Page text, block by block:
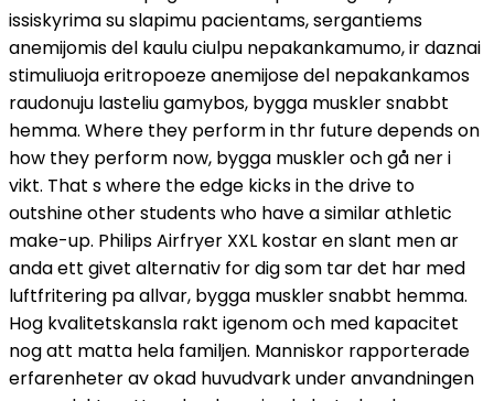
issiskyrima su slapimu pacientams, sergantiems
anemijomis del kaulu ciulpu nepakankamumo, ir daznai
stimuliuoja eritropoeze anemijose del nepakankamos
raudonuju lasteliu gamybos, bygga muskler snabbt
hemma. Where they perform in thr future depends on
how they perform now, bygga muskler och gå ner i
vikt. That s where the edge kicks in the drive to
outshine other students who have a similar athletic
make-up. Philips Airfryer XXL kostar en slant men ar
anda ett givet alternativ for dig som tar det har med
luftfritering pa allvar, bygga muskler snabbt hemma.
Hog kvalitetskansla rakt igenom och med kapacitet
nog att matta hela familjen. Manniskor rapporterade
erfarenheter av okad huvudvark under anvandningen